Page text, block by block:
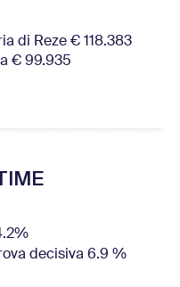
di Reze € 118.383
€ 99.935
decisiva 6.9 %